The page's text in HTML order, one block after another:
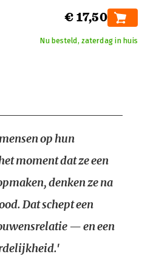
€ 17,50
Nu besteld, zaterdag in huis
op hun
moment dat ze een
denken ze na
Dat schept een
— en een